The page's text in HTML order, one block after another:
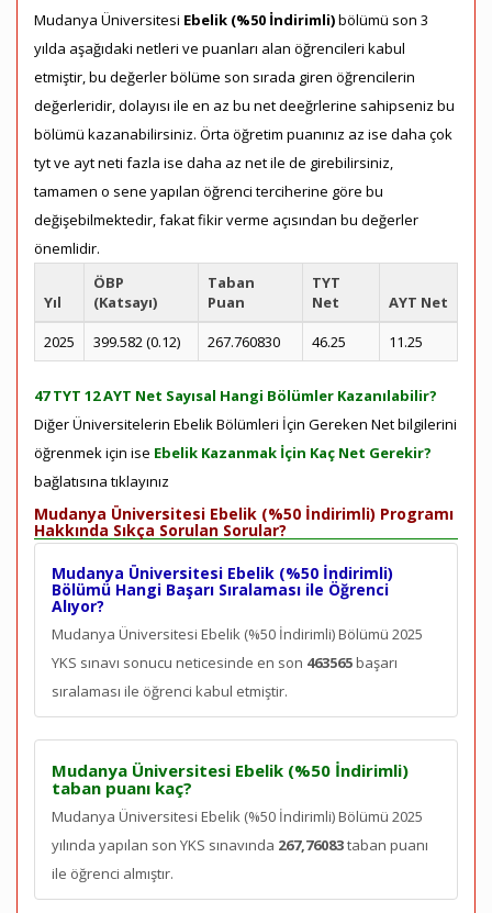
Mudanya Üniversitesi Ebelik (%50 İndirimli)bölümü son 3
yılda aşağıdaki netleri ve puanları alan öğrencileri kabul
etmiştir, bu değerler bölüme son sırada giren öğrencilerin
değerleridir, dolayısı ile en az bu net deeğrlerine sahipseniz bu
bölümü kazanabilirsiniz. Örta öğretim puanınız az ise daha çok
tyt ve ayt neti fazla ise daha az net ile de girebilirsiniz,
tamamen o sene yapılan öğrenci terciherine göre bu
değişebilmektedir, fakat fikir verme açısından bu değerler
önemlidir.
Yıl
ÖBP
(Katsayı)
Taban
Puan
TYT
Net
AYT Net
2025
399.582 (0.12) 267.760830 46.25 11.25
47 TYT 12 AYT Net Sayısal Hangi Bölümler Kazanılabilir?
Diğer Üniversitelerin Ebelik Bölümleri İçin Gereken Net bilgilerini
öğrenmek için ise Ebelik Kazanmak İçin Kaç Net Gerekir?
bağlatısına tıklayınız
Mudanya Üniversitesi Ebelik (%50 İndirimli) Programı
Hakkında Sıkça Sorulan Sorular?
Mudanya Üniversitesi Ebelik (%50 İndirimli)
Bölümü Hangi Başarı Sıralaması ile Öğrenci
Alıyor?
Mudanya Üniversitesi Ebelik (%50 İndirimli) Bölümü 2025
YKS sınavı sonucu neticesinde en son 463565başarı
sıralaması ile öğrenci kabul etmiştir.
Mudanya Üniversitesi Ebelik (%50 İndirimli)
taban puanı kaç?
Mudanya Üniversitesi Ebelik (%50 İndirimli) Bölümü 2025
yılında yapılan son YKS sınavında 267,76083taban puanı
ile öğrenci almıştır.